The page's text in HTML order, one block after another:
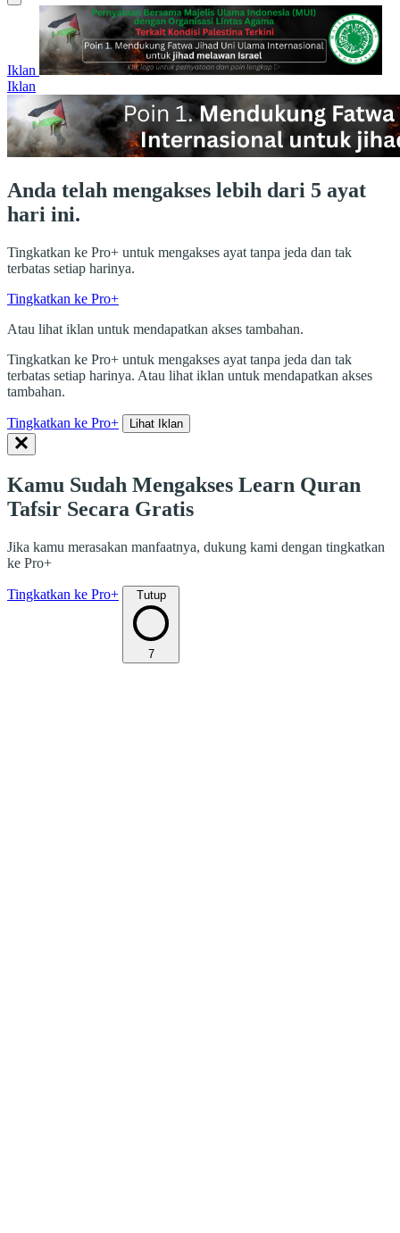
Iklan
Iklan
Anda telah mengakses lebih dari 5 ayat
hari ini.
Tingkatkan ke Pro+ untuk mengakses ayat tanpa jeda dan tak
terbatas setiap harinya.
Tingkatkan ke Pro+
Atau lihat iklan untuk mendapatkan akses tambahan.
Tingkatkan ke Pro+ untuk mengakses ayat tanpa jeda dan tak
terbatas setiap harinya. Atau lihat iklan untuk mendapatkan akses
tambahan.
Tingkatkan ke Pro+ Lihat Iklan
Kamu Sudah Mengakses Learn Quran
Tafsir Secara Gratis
Jika kamu merasakan manfaatnya, dukung kami dengan tingkatkan
ke Pro+
Tingkatkan ke Pro+ Tutup
7